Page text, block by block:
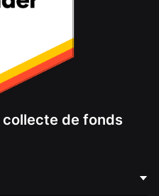
collecte de fonds